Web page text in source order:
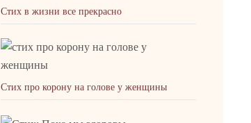
Стих в жизни все прекрасно
Стих про корону на голове у женщины